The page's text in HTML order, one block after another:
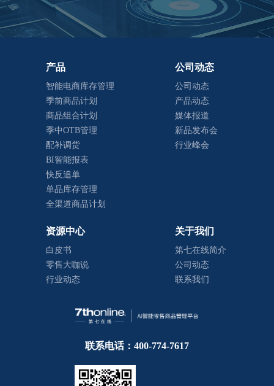
产品
智能电商库存管理
季前商品计划
商品组合计划
季中OTB管理
配补调货
BI智能报表
快反追单
单品库存管理
全渠道商品计划
公司动态
公司动态
产品动态
媒体报道
新品发布会
行业峰会
资源中心
白皮书
零售大咖说
行业动态
关于我们
第七在线简介
公司动态
联系我们
联系电话：400-774-7617